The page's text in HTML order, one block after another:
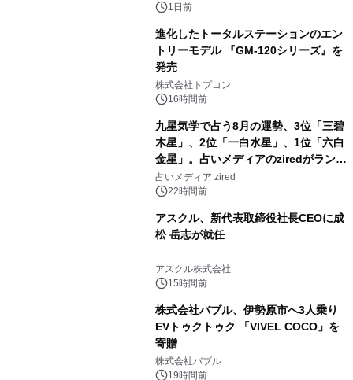
1日前
進化したトータルステーションのエン
トリーモデル 『GM-120シリーズ』を
発売
株式会社トプコン
16時間前
九星気学で占う8月の運勢、3位「三碧
木星」、2位「一白水星」、1位「六白
金星」。占いメディアのziredがランキ
ングを発表
占いメディア zired
22時間前
アスクル、新代表取締役社長CEOに成
松 岳志が就任
アスクル株式会社
15時間前
株式会社バブル、伊勢原市へ3人乗り
EVトゥクトゥク 「VIVEL COCO」を
寄贈
株式会社バブル
19時間前